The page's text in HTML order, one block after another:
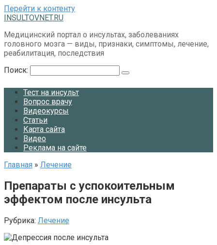
Перейти к контенту
INSULTOVNET.RU
Медицинский портал о инсультах, заболеваниях
головного мозга — виды, признаки, симптомы, лечение,
реабилитация, последствия
Поиск:
Тест на инсульт
Вопрос врачу
Видеокурсы
Статьи
Карта сайта
Видео
Реклама на сайте
Главная » Лечение
Препараты с успокоительным
эффектом после инсульта
Рубрика: Лечение